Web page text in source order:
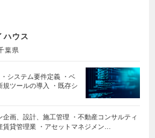
ハウス
葉県
システム要件定義 ・ベ
規ツールの導入 ・既存シ
企画、設計、施工管理 ・不動産コンサルティ
貸管理業 ・アセットマネジメン…